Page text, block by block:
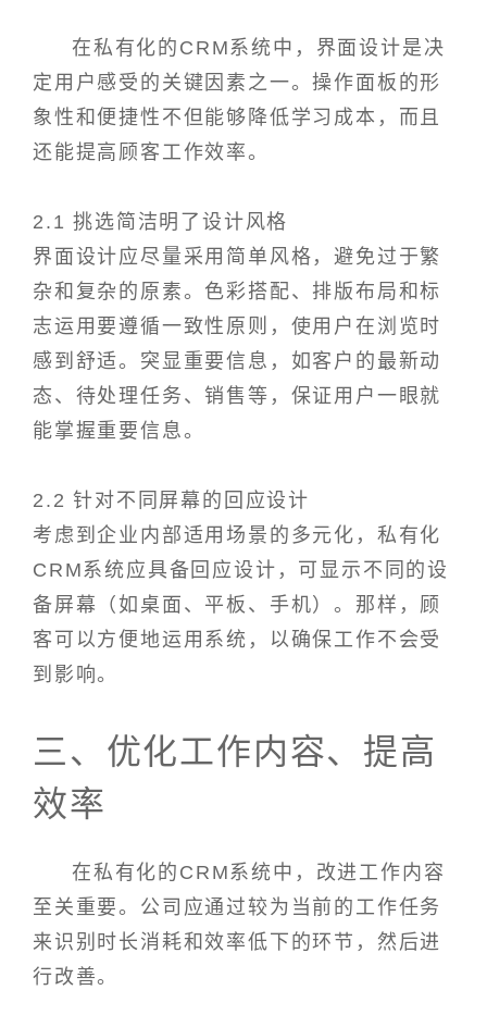
在私有化的CRM系统中，界面设计是决
定用户感受的关键因素之一。操作面板的形
象性和便捷性不但能够降低学习成本，而且
还能提高顾客工作效率。
2.1 挑选简洁明了设计风格
界面设计应尽量采用简单风格，避免过于繁
杂和复杂的原素。色彩搭配、排版布局和标
志运用要遵循一致性原则，使用户在浏览时
感到舒适。突显重要信息，如客户的最新动
态、待处理任务、销售等，保证用户一眼就
能掌握重要信息。
2.2 针对不同屏幕的回应设计
考虑到企业内部适用场景的多元化，私有化
CRM系统应具备回应设计，可显示不同的设
备屏幕（如桌面、平板、手机）。那样，顾
客可以方便地运用系统，以确保工作不会受
到影响。
三、优化工作内容、提高
效率
在私有化的CRM系统中，改进工作内容
至关重要。公司应通过较为当前的工作任务
来识别时长消耗和效率低下的环节，然后进
行改善。